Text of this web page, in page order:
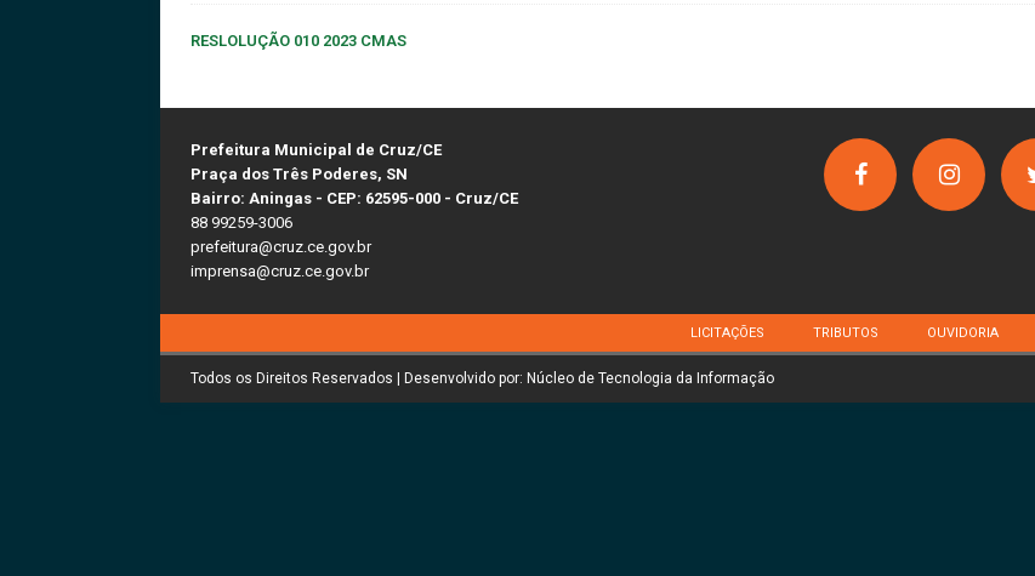
RESLOLUÇÃO 010 2023 CMAS
Prefeitura Municipal de Cruz/CE
Praça dos Três Poderes, SN
Bairro: Aningas - CEP: 62595-000 - Cruz/CE
88 99259-3006
prefeitura@cruz.ce.gov.br
imprensa@cruz.ce.gov.br
LICITAÇÕES TRIBUTOS OUVIDORIA
Todos os Direitos Reservados | Desenvolvido por: Núcleo de Tecnologia da Informação